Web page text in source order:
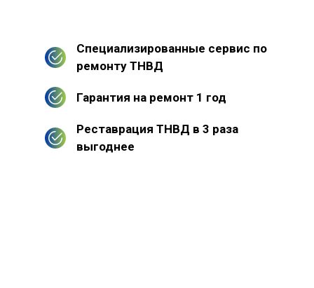
Специализированные сервис по
ремонту ТНВД
Гарантия на ремонт 1 год
Реставрация ТНВД в 3 раза
выгоднее